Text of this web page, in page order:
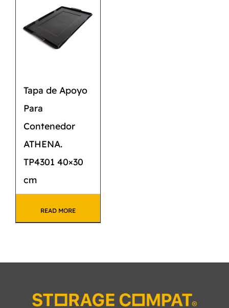
Tapa de Apoyo
Para
Contenedor
ATHENA.
TP4301 40×30
cm
READ MORE